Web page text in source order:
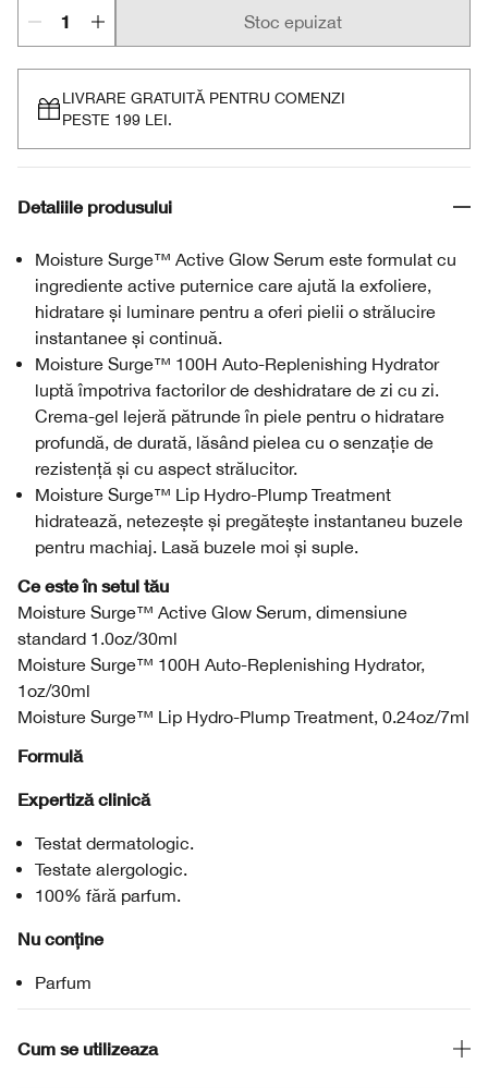
Stoc epuizat
LIVRARE GRATUITĂ PENTRU COMENZI
PESTE 199 LEI.
Detaliile produsului
Moisture Surge™ Active Glow Serum este formulat cu
ingrediente active puternice care ajută la exfoliere,
hidratare și luminare pentru a oferi pielii o strălucire
instantanee și continuă.
Moisture Surge™ 100H Auto-Replenishing Hydrator
luptă împotriva factorilor de deshidratare de zi cu zi.
Crema-gel lejeră pătrunde în piele pentru o hidratare
profundă, de durată, lăsând pielea cu o senzație de
rezistență și cu aspect strălucitor.
Moisture Surge™ Lip Hydro-Plump Treatment
hidratează, netezește și pregătește instantaneu buzele
pentru machiaj. Lasă buzele moi și suple.
Ce este în setul tău
Moisture Surge™ Active Glow Serum, dimensiune
standard 1.0oz/30ml
Moisture Surge™ 100H Auto-Replenishing Hydrator,
1oz/30ml
Moisture Surge™ Lip Hydro-Plump Treatment, 0.24oz/7ml
Formulă
Expertiză clinică
Testat dermatologic.
Testate alergologic.
100% fără parfum.
Nu conține
Parfum
Cum se utilizeaza